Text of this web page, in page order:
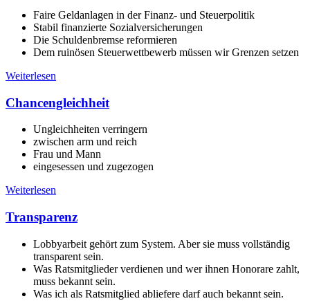
Faire Geldanlagen in der Finanz- und Steuerpolitik
Stabil finanzierte Sozialversicherungen
Die Schuldenbremse reformieren
Dem ruinösen Steuerwettbewerb müssen wir Grenzen setzen
Weiterlesen
Chancengleichheit
Ungleichheiten verringern
zwischen arm und reich
Frau und Mann
eingesessen und zugezogen
Weiterlesen
Transparenz
Lobbyarbeit gehört zum System. Aber sie muss vollständig
transparent sein.
Was Ratsmitglieder verdienen und wer ihnen Honorare zahlt,
muss bekannt sein.
Was ich als Ratsmitglied abliefere darf auch bekannt sein.